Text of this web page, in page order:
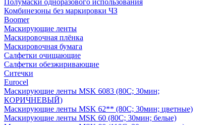
Полумаски одноразового использования
Комбинезоны без маркировки ЧЗ
Boomer
Маскирующие ленты
Маскировочная плёнка
Маскировочная бумага
Салфетки очищающие
Салфетки обезжиривающие
Ситечки
Euroсel
Маскирующие ленты MSK 6083 (80С; 30мин;
КОРИЧНЕВЫЙ)
Маскирующие ленты MSK 62** (80С; 30мин; цветные)
Маскирующие ленты MSK 60 (80С; 30мин; белые)